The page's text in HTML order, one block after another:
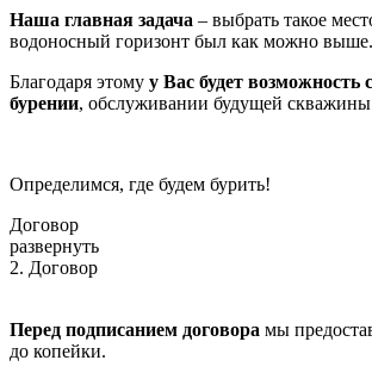
Наша главная задача – выбрать такое
водоносный горизонт был как можно выше.
Благодаря этому у Вас будет возможность
бурении, обслуживании будущей
Определимся, где будем бурить!
Договор
развернуть
2. Договор
Перед подписанием договора мы
до копейки.